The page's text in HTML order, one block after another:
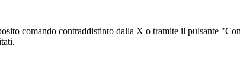
comando contraddistinto dalla X o tramite il pulsante